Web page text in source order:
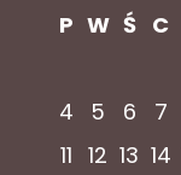
P W Ś C
4
5 6 7
11 12 13 14